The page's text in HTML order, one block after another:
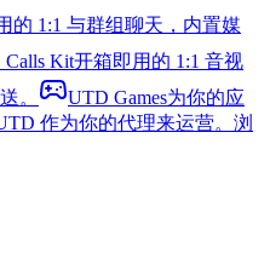
的 1:1 与群组聊天，内置媒
Calls Kit开箱即用的 1:1 音视
。
UTD Games为你的应
作为你的代理来运营。 浏